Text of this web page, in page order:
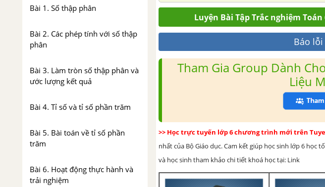
Bài 1. Số thập phân
Bài 2. Các phép tính với số thập
phân
Bài 3. Làm tròn số thập phân và
ước lượng kết quả
Bài 4. Tỉ số và tỉ số phần trăm
Bài 5. Bài toán về tỉ số phần
trăm
Bài 6. Hoạt động thực hành và
trải nghiệm
Luyện Bài Tập Trắc nghiệm
Báo lỗi
Tham Gia Group Dành
Liệu
>> Học trực tuyến lớp 6 chương trình mới trên
nhất của Bộ Giáo dục. Cam kết giúp học sinh lớp 6
và học sinh tham khảo chi tiết khoá học tại: Link